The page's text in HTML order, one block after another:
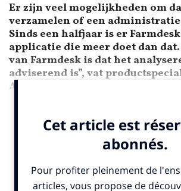
Er zijn veel mogelijkheden om
verzamelen of een
Sinds een halfjaar is er
applicatie die meer doet dan dat.
van Farmdesk is dat het
adviserend is”, vat
Aernouts samen.